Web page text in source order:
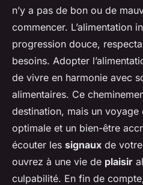
n’y a pas de bon ou de
commencer. L’alimentation
progression douce,
besoins. Adopter
de vivre en harmonie avec
alimentaires. Ce
destination, mais un voyage
optimale et un bien-être
écouter les signaux de votre
ouvrez à une vie de plaisir
culpabilité. En fin de